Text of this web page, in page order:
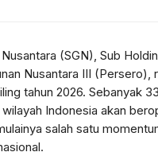
(SGN), Sub
Nusantara III (Persero),
tahun 2026. Sebanyak
Indonesia akan
salah satu